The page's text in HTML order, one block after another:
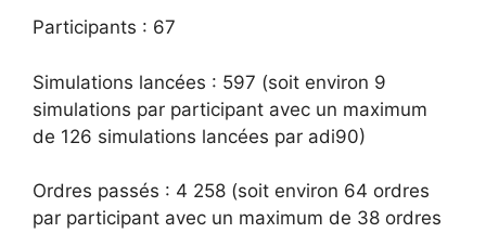
Participants : 67
Simulations lancées : 597 (soit environ 9
simulations par participant avec un maximum
de 126 simulations lancées par adi90)
Ordres passés : 4 258 (soit environ 64 ordres
par participant avec un maximum de 38 ordres